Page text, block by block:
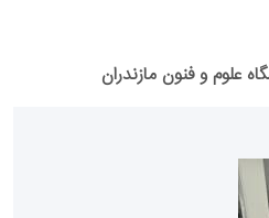
علوم و فنون مازندران